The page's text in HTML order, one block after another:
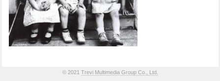
© 2021 Trevi Multimedia Group Co., Ltd.